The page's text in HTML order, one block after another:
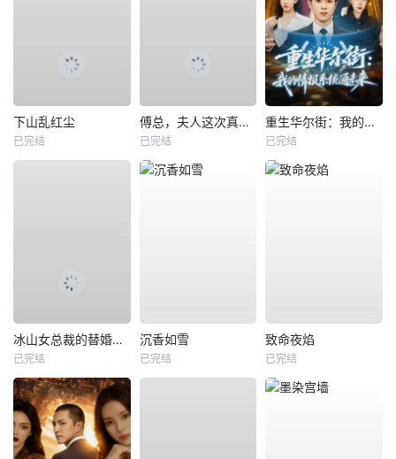
下山乱红尘
已完结
傅总，夫人这次真的死了
已完结
重生华尔街：我的情报系统通未来
已完结
冰山女总裁的替婚兵王
已完结
沉香如雪
已完结
致命夜焰
已完结